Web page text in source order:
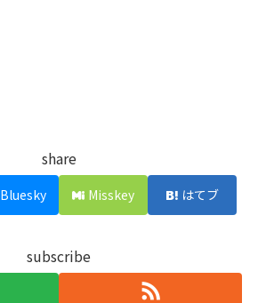
share
Bluesky Misskey はてブ
subscribe